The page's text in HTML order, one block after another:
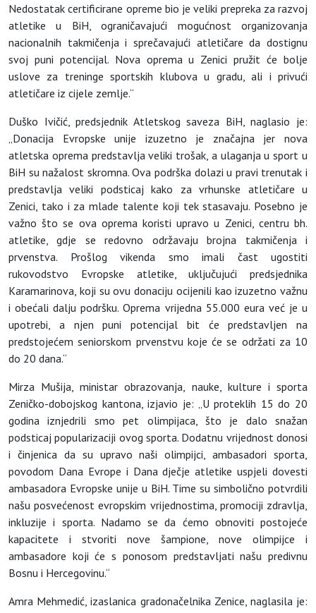
Nedostatak certificirane opreme bio je veliki prepreka za razvoj
atletike u BiH, ograničavajući mogućnost organizovanja
nacionalnih takmičenja i sprečavajući atletičare da dostignu
svoj puni potencijal. Nova oprema u Zenici pružit će bolje
uslove za treninge sportskih klubova u gradu, ali i privući
atletičare iz cijele zemlje.“
Duško Ivičić, predsjednik Atletskog saveza BiH, naglasio je:
„Donacija Evropske unije izuzetno je značajna jer nova
atletska oprema predstavlja veliki trošak, a ulaganja u sport u
BiH su nažalost skromna. Ova podrška dolazi u pravi trenutak i
predstavlja veliki podsticaj kako za vrhunske atletičare u
Zenici, tako i za mlade talente koji tek stasavaju. Posebno je
važno što se ova oprema koristi upravo u Zenici, centru bh.
atletike, gdje se redovno održavaju brojna takmičenja i
prvenstva. Prošlog vikenda smo imali čast ugostiti
rukovodstvo Evropske atletike, uključujući predsjednika
Karamarinova, koji su ovu donaciju ocijenili kao izuzetno važnu
i obećali dalju podršku. Oprema vrijedna 55.000 eura već je u
upotrebi, a njen puni potencijal bit će predstavljen na
predstojećem seniorskom prvenstvu koje će se održati za 10
do 20 dana.“
Mirza Mušija, ministar obrazovanja, nauke, kulture i sporta
Zeničko-dobojskog kantona, izjavio je: „U proteklih 15 do 20
godina iznjedrili smo pet olimpijaca, što je dalo snažan
podsticaj popularizaciji ovog sporta. Dodatnu vrijednost donosi
i činjenica da su upravo naši olimpijci, ambasadori sporta,
povodom Dana Evrope i Dana dječje atletike uspjeli dovesti
ambasadora Evropske unije u BiH. Time su simbolično potvrdili
našu posvećenost evropskim vrijednostima, promociji zdravlja,
inkluzije i sporta. Nadamo se da ćemo obnoviti postojeće
kapacitete i stvoriti nove šampione, nove olimpijce i
ambasadore koji će s ponosom predstavljati našu predivnu
Bosnu i Hercegovinu.“
Amra Mehmedić, izaslanica gradonačelnika Zenice, naglasila je: